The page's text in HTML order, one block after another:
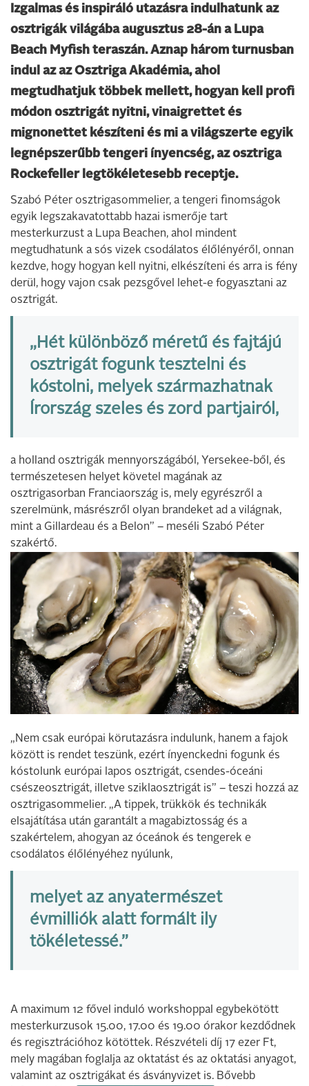
Izgalmas és inspiráló utazásra indulhatunk az
osztrigák világába augusztus 28-án a Lupa
Beach Myfish teraszán. Aznap három turnusban
indul az az Osztriga Akadémia, ahol
megtudhatjuk többek mellett, hogyan kell profi
módon osztrigát nyitni, vinaigrettet és
mignonettet készíteni és mi a világszerte egyik
legnépszerűbb tengeri ínyencség, az osztriga
Rockefeller legtökéletesebb receptje.
Szabó Péter osztrigasommelier, a tengeri finomságok
egyik legszakavatottabb hazai ismerője tart
mesterkurzust a Lupa Beachen, ahol mindent
megtudhatunk a sós vizek csodálatos élőlényéről, onnan
kezdve, hogy hogyan kell nyitni, elkészíteni és arra is fény
derül, hogy vajon csak pezsgővel lehet-e fogyasztani az
osztrigát.
„Hét különböző méretű és fajtájú
osztrigát fogunk tesztelni és
kóstolni, melyek származhatnak
Írország szeles és zord partjairól,
a holland osztrigák mennyországából, Yersekee-ből, és
természetesen helyet követel magának az
osztrigasorban Franciaország is, mely egyrészről a
szerelmünk, másrészről olyan brandeket ad a világnak,
mint a Gillardeau és a Belon” – meséli Szabó Péter
szakértő.
„Nem csak európai körutazásra indulunk, hanem a fajok
között is rendet teszünk, ezért ínyenckedni fogunk és
kóstolunk európai lapos osztrigát, csendes-óceáni
csészeosztrigát, illetve sziklaosztrigát is” – teszi hozzá az
osztrigasommelier. „A tippek, trükkök és technikák
elsajátítása után garantált a magabiztosság és a
szakértelem, ahogyan az óceánok és tengerek e
csodálatos élőlényéhez nyúlunk,
melyet az anyatermészet
évmilliók alatt formált ily
tökéletessé.”
A maximum 12 fővel induló workshoppal egybekötött
mesterkurzusok 15.00, 17.00 és 19.00 órakor kezdődnek
és regisztrációhoz kötöttek. Részvételi díj 17 ezer Ft,
mely magában foglalja az oktatást és az oktatási anyagot,
valamint az osztrigákat és ásványvizet is. Bővebb